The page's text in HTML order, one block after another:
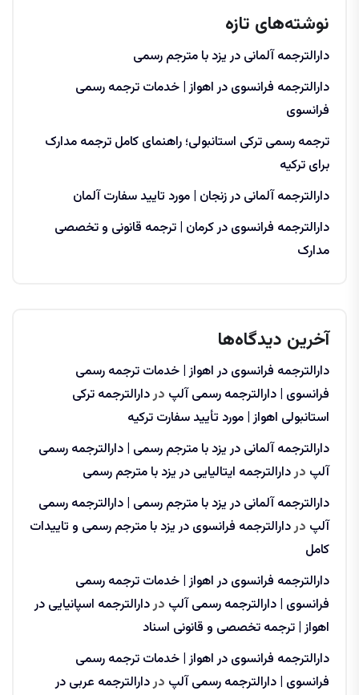
نوشته‌های تازه
دارالترجمه آلمانی در یزد با مترجم رسمی
دارالترجمه فرانسوی در اهواز | خدمات ترجمه رسمی
فرانسوی
ترجمه رسمی ترکی استانبولی؛ راهنمای کامل ترجمه مدارک
برای ترکیه
دارالترجمه آلمانی در زنجان | مورد تایید سفارت آلمان
دارالترجمه فرانسوی در کرمان | ترجمه قانونی و تخصصی
مدارک
آخرین دیدگاه‌ها
دارالترجمه فرانسوی در اهواز | خدمات ترجمه رسمی
فرانسوی | دارالترجمه رسمی آلپ دردارالترجمه ترکی
استانبولی اهواز | مورد تأیید سفارت ترکیه
دارالترجمه آلمانی در یزد با مترجم رسمی | دارالترجمه رسمی
آلپ دردارالترجمه ایتالیایی در یزد با مترجم رسمی
دارالترجمه آلمانی در یزد با مترجم رسمی | دارالترجمه رسمی
آلپ دردارالترجمه فرانسوی در یزد با مترجم رسمی و تاییدات
کامل
دارالترجمه فرانسوی در اهواز | خدمات ترجمه رسمی
فرانسوی | دارالترجمه رسمی آلپ دردارالترجمه اسپانیایی در
اهواز | ترجمه تخصصی و قانونی اسناد
دارالترجمه فرانسوی در اهواز | خدمات ترجمه رسمی
فرانسوی | دارالترجمه رسمی آلپ دردارالترجمه عربی در